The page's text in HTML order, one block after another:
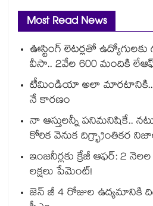
Most Read News
ఊస్టింగ్ లెటర్లతో
వీసా.. 2వేల 600 మందికి
టీమిండియా అలా మారటానికి..
నే కారణం
నా ఆస్తులన్నీ పనిమనిషికే..
కోరిక వెనుక దిగ్భ్రాంతికర
ఇంజనీర్లకు క్రేజీ ఆఫర్: 2
లక్షలు పేమెంట్!
జెన్ జీ 4 రోజుల ఉద్యమానికి